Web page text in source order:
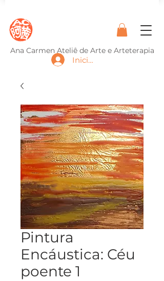
Ana Carmen Ateliê de Arte e Arteterapia
Iniciar sesión
Pintura
Encáustica: Céu
poente 1